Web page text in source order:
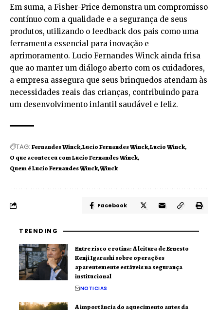
Em suma, a Fisher-Price demonstra um compromisso
contínuo com a qualidade e a segurança de seus
produtos, utilizando o feedback dos pais como uma
ferramenta essencial para inovação e
aprimoramento. Lucio Fernandes Winck ainda frisa
que ao manter um diálogo aberto com os cuidadores,
a empresa assegura que seus brinquedos atendam às
necessidades reais das crianças, contribuindo para
um desenvolvimento infantil saudável e feliz.
TAG: Fernandes Winck Lucio Fernandes Winck Lucio Winck
O que aconteceu com Lucio Fernandes Winck
Quem é Lucio Fernandes Winck Winck
Facebook
TRENDING
Entre risco e rotina: A leitura de Ernesto
Kenji Igarashi sobre operações
aparentemente estáveis na segurança
institucional
NOTICIAS
A importância do aquecimento antes da